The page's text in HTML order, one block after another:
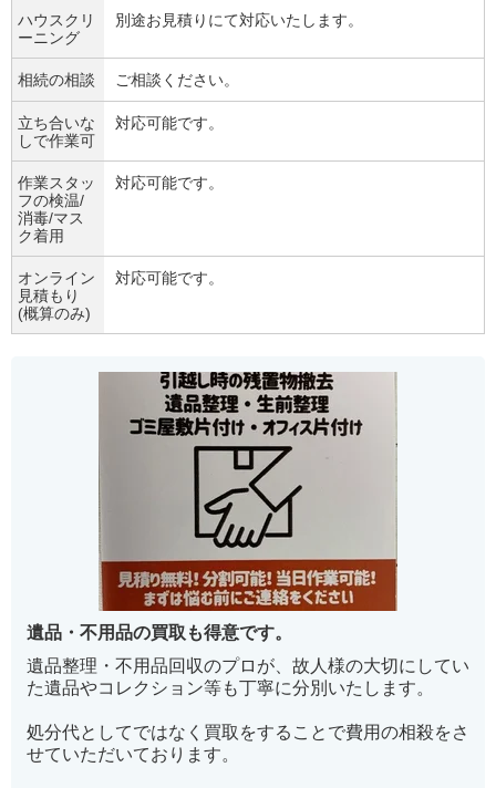
ハウスクリ
ーニング
別途お見積りにて対応いたします。
相続の相談 ご相談ください。
立ち合いな
しで作業可
対応可能です。
作業スタッ
フの検温/
消毒/マス
ク着用
対応可能です。
オンライン
見積もり
(概算のみ)
対応可能です。
遺品・不用品の買取も得意です。
遺品整理・不用品回収のプロが、故人様の大切にしてい
た遺品やコレクション等も丁寧に分別いたします。
処分代としてではなく買取をすることで費用の相殺をさ
せていただいております。